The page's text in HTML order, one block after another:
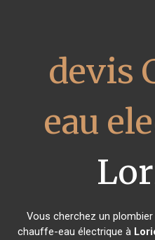
devis
eau
Vous cherchez un
chauffe-eau électrique à